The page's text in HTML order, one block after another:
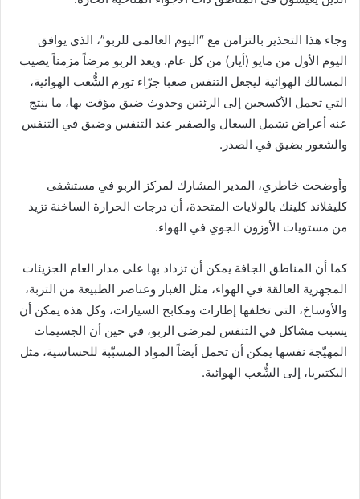
وجاء هذا التحذير بالتزامن مع “اليوم العالمي للربو”، الذي يوافق
اليوم الأول من مايو (أيار) من كل عام. ويعد الربو مرضاً مزمناً يصيب
المسالك الهوائية ليجعل التنفس صعبا جرّاء تورم الشُّعب الهوائية،
التي تحمل الأكسجين إلى الرئتين وحدوث ضيق مؤقت بها، ما ينتج
عنه أعراض تشمل السعال والصفير عند التنفس وضيق في التنفس
والشعور بضيق في الصدر.
وأوضحت خاطري، المدير المشارك لمركز الربو في مستشفى
كليفلاند كلينك بالولايات المتحدة، أن درجات الحرارة الساخنة تزيد
من مستويات الأوزون الجوي في الهواء.
كما أن المناطق الجافة يمكن أن تزداد بها على مدار العام الجزيئات
المجهرية العالقة في الهواء، مثل الغبار وعناصر الطبيعة من التربة،
والأوساخ، التي تخلفها إطارات ومكابح السيارات، وكل هذه يمكن أن
يسبب مشاكل في التنفس لمرضى الربو، في حين أن الجسيمات
المهيّجة نفسها يمكن أن تحمل أيضاً المواد المسبّبة للحساسية، مثل
البكتيريا، إلى الشُّعب الهوائية.